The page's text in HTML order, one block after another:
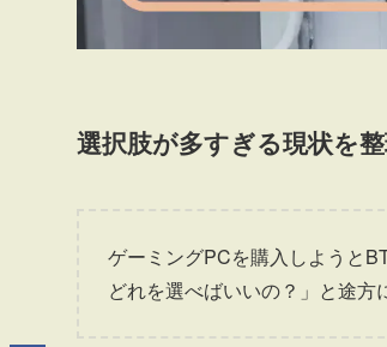
選択肢が多すぎる現状を
ゲーミングPCを購入しようと
どれを選べばいいの？」と途方